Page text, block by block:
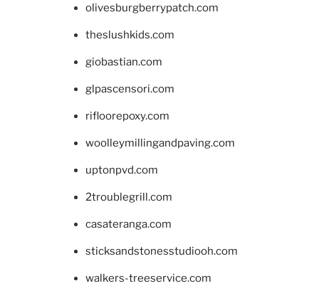
olivesburgberrypatch.com
theslushkids.com
giobastian.com
glpascensori.com
rifloorepoxy.com
woolleymillingandpaving.com
uptonpvd.com
2troublegrill.com
casateranga.com
sticksandstonesstudiooh.com
walkers-treeservice.com